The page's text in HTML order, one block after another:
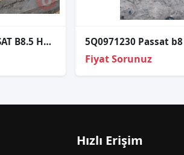
VOLKSWAGEN PASSAT B8.5 HATASIZ ÇIKMA SAĞ FAR
Fiyat Sorunuz
Hızlı Erişim